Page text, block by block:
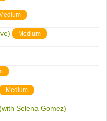
Medium
Medium
Medium
Selena Gomez)